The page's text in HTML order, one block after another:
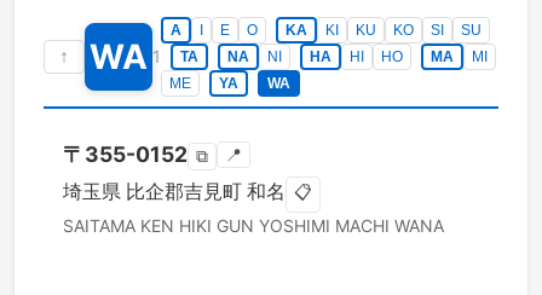
↑ WA 1
A E O KA KI KU KO SI
SU
TA
NA NI HA HI HO MA
MI
ME
YA WA
〒 355-0152 ⧉ 📍
埼玉県 比企郡吉見町 和名 📋
SAITAMA KEN HIKI GUN YOSHIMI MACHI WANA